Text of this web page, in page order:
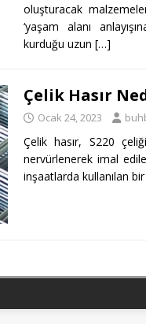
oluşturacak
‘yaşam alanı
kurduğu uzun […]
Çelik Hasır
Ocak 24, 2023
Çelik hasır, S220
nervürlenerek imal
inşaatlarda kullanılan